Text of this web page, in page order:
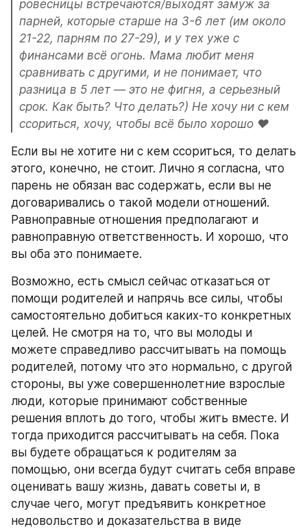
ровесницы встречаются/выходят замуж за
парней, которые старше на 3-6 лет (им около
21-22, парням по 27-29), и у тех уже с
финансами всё огонь. Мама любит меня
сравнивать с другими, и не понимает, что
разница в 5 лет — это не фигня, а серьезный
срок. Как быть? Что делать?) Не хочу ни с кем
ссориться, хочу, чтобы всё было хорошо ♥
Если вы не хотите ни с кем ссориться, то делать
этого, конечно, не стоит. Лично я согласна, что
парень не обязан вас содержать, если вы не
договаривались о такой модели отношений.
Равноправные отношения предполагают и
равноправную ответственность. И хорошо, что
вы оба это понимаете.
Возможно, есть смысл сейчас отказаться от
помощи родителей и напрячь все силы, чтобы
самостоятельно добиться каких-то конкретных
целей. Не смотря на то, что вы молоды и
можете справедливо рассчитывать на помощь
родителей, потому что это нормально, с другой
стороны, вы уже совершеннолетние взрослые
люди, которые принимают собственные
решения вплоть до того, чтобы жить вместе. И
тогда приходится рассчитывать на себя. Пока
вы будете обращаться к родителям за
помощью, они всегда будут считать себя вправе
оценивать вашу жизнь, давать советы и, в
случае чего, могут предъявить конкретное
недовольство и доказательства в виде